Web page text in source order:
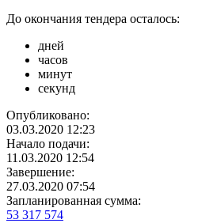
До окончания тендера осталось:
дней
часов
минут
секунд
Опубликовано:
03.03.2020 12:23
Начало подачи:
11.03.2020 12:54
Завершение:
27.03.2020 07:54
Запланированная сумма:
53 317 574